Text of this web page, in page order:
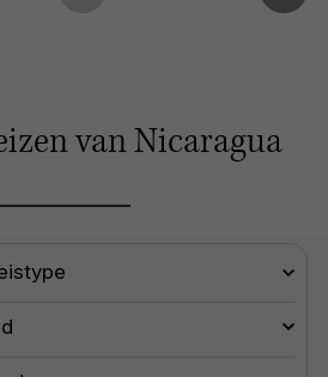
van Nicaragua